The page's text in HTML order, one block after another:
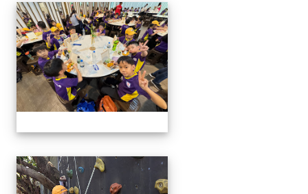
114學年二年級戶外教學
114學年二年級戶外教學